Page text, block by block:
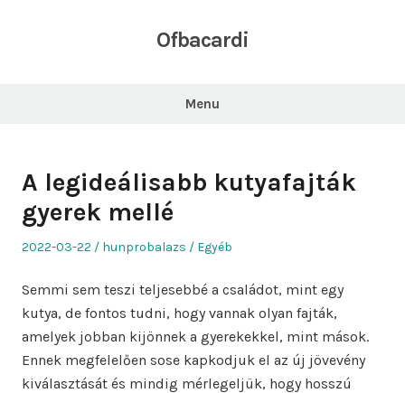
Ofbacardi
Menu
A legideálisabb kutyafajták
gyerek mellé
Posted
2022-03-22 Author
hunprobalazs
Posted
Egyéb
Semmi sem teszi teljesebbé a családot, mint egy
kutya, de fontos tudni, hogy vannak olyan fajták,
amelyek jobban kijönnek a gyerekekkel, mint mások.
Ennek megfelelően sose kapkodjuk el az új jövevény
kiválasztását és mindig mérlegeljük, hogy hosszú